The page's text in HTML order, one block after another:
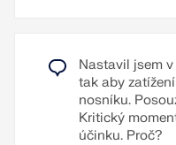
Nastavil jsem
tak aby
nosníku.
Kritický
účinku. Proč?